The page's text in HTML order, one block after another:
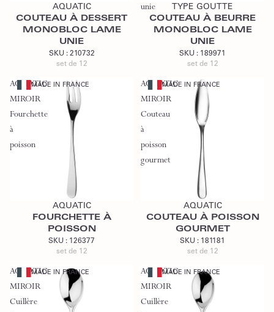
AQUATIC
COUTEAU À DESSERT
MONOBLOC LAME
UNIE
SKU : 210732
set de 12
unie
TYPE GOUTTE
COUTEAU À BEURRE
MONOBLOC LAME
UNIE
SKU : 189971
set de 12
AQUATIC
MIROIR
Fourchette
à
poisson
MADE IN FRANCE
AQUATIC
FOURCHETTE À
POISSON
SKU : 126377
set de 12
AQUATIC
MIROIR
Couteau
à
poisson
gourmet
MADE IN FRANCE
Ajouter au devis
AQUATIC
COUTEAU À POISSON
GOURMET
SKU : 181181
set de 12
AQUATIC
MIROIR
Cuillère
MADE IN FRANCE
AQUATIC
MIROIR
Cuillère
MADE IN FRANCE